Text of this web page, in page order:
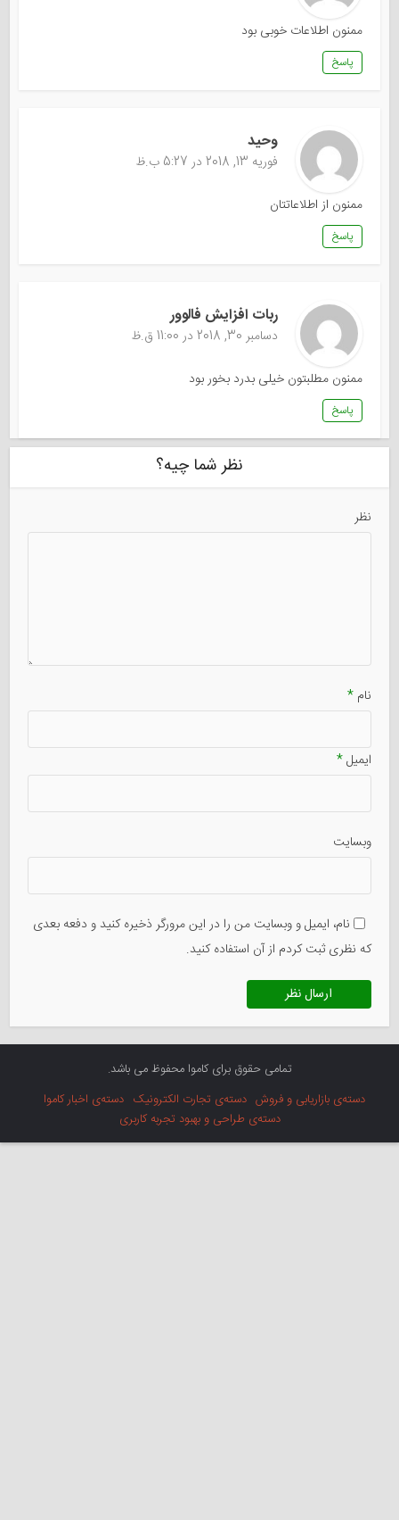
ممنون اطلاعات خوبی بود
پاسخ
وحید
فوریه 13, 2018 در 5:27 ب.ظ
ممنون از اطلاعاتتان
پاسخ
ربات افزایش فالوور
دسامبر 30, 2018 در 11:00 ق.ظ
ممنون مطلبتون خیلی بدرد بخور بود
پاسخ
نظر شما چیه؟
نظر
نام*
ایمیل*
وبسایت
نام، ایمیل و وبسایت من را در این مرورگر ذخیره کنید و دفعه بعدی
که نظری ثبت کردم از آن استفاده کنید.
تمامی حقوق برای کاموا محفوظ می باشد.
دسته‌ی بازاریابی و فروش دسته‌ی تجارت الکترونیک دسته‌ی اخبار کاموا
دسته‌ی طراحی و بهبود تجربه کاربری